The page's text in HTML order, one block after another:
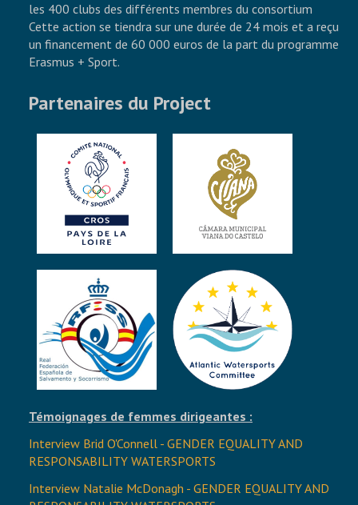
les 400 clubs des différents membres du consortium
Cette action se tiendra sur une durée de 24 mois et a reçu
un financement de 60 000 euros de la part du programme
Erasmus + Sport.
Partenaires du Project
Témoignages de femmes dirigeantes :
Interview Brid O'Connell - GENDER EQUALITY AND
RESPONSABILITY WATERSPORTS
Interview Natalie McDonagh - GENDER EQUALITY AND